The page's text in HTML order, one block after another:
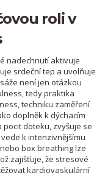
roli v
nadechnutí aktivuje
srdeční tep a uvolňuje
není jen otázkou
tedy praktika
,techniku zaměření
doplněk k dýchacím
pocit doteku, zvyšuje se
k intenzivnějšímu
box breathing lze
zajišťuje, že stresové
kardiovaskulární